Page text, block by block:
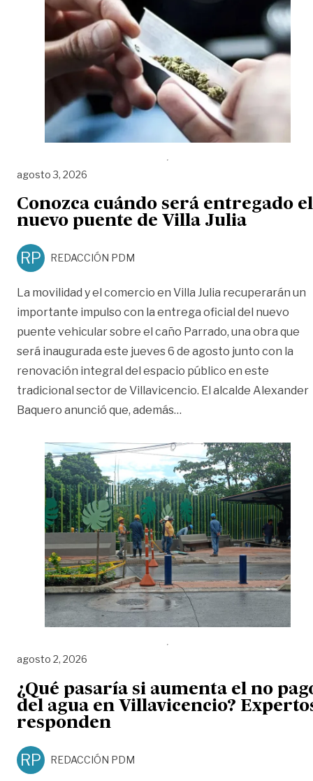
agosto 3, 2026
Conozca cuándo será entregado el
nuevo puente de Villa Julia
RP REDACCIÓN PDM
La movilidad y el comercio en Villa Julia recuperarán un
importante impulso con la entrega oficial del nuevo
puente vehicular sobre el caño Parrado, una obra que
será inaugurada este jueves 6 de agosto junto con la
renovación integral del espacio público en este
tradicional sector de Villavicencio. El alcalde Alexander
Baquero anunció que, además…
agosto 2, 2026
¿Qué pasaría si aumenta el no
del agua en Villavicencio?
responden
RP REDACCIÓN PDM